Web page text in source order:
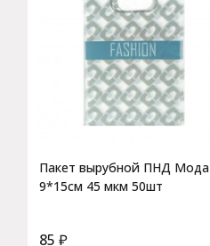
Пакет вырубной ПНД Мода
9*15см 45 мкм 50шт
85 ₽